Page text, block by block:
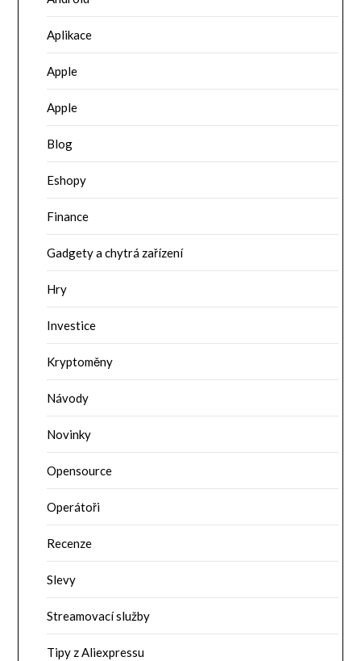
Aplikace
Apple
Apple
Blog
Eshopy
Finance
Gadgety a chytrá zařízení
Hry
Investice
Kryptoměny
Návody
Novinky
Opensource
Operátoři
Recenze
Slevy
Streamovací služby
Tipy z Aliexpressu